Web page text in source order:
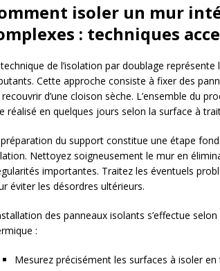
isoler un mur
: techniques
de l’isolation par doublage
Cette approche consiste à fixer des
d’une cloison sèche. L’ensemble du
réalisé en quelques jours selon la surface à
du support constitue une étape
Nettoyez soigneusement le mur en
importantes. Traitez les éventuels
éviter les désordres ultérieurs.
des panneaux isolants s’effectue
:
Mesurez précisément les surfaces à isoler